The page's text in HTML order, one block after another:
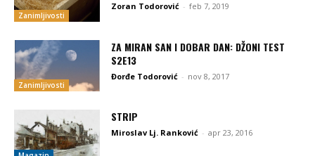
Zanimljivosti
Zoran Todorović - feb 7, 2019
Zanimljivosti
ZA MIRAN SAN I DOBAR DAN: DŽONI TEST
S2E13
Đorđe Todorović - nov 8, 2017
STRIP
Miroslav Lj. Ranković - apr 23, 2016